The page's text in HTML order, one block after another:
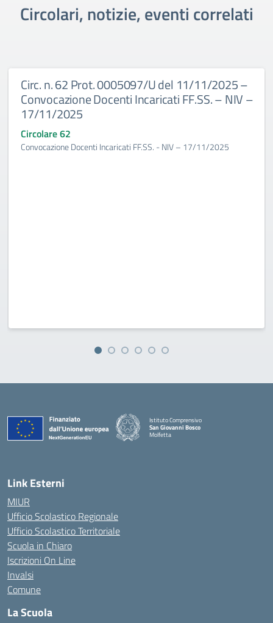
Circolari, notizie, eventi correlati
Circ. n. 62 Prot. 0005097/U del 11/11/2025 –
Convocazione Docenti Incaricati FF.SS. – NIV –
17/11/2025
Circolare 62
Convocazione Docenti Incaricati FF.SS. - NIV – 17/11/2025
Istituto Comprensivo
San Giovanni Bosco
Molfetta
Link Esterni
MIUR
Ufficio Scolastico Regionale
Ufficio Scolastico Territoriale
Scuola in Chiaro
Iscrizioni On Line
Invalsi
Comune
La Scuola